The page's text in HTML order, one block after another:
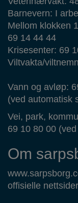
Barnevern: I
Mellom klokken
69 14 44 44
Krisesenter: 69
Viltvakta/
Vann og avløp:
(ved automatisk
Vei, park,
69 10 80 00
Om
offisielle